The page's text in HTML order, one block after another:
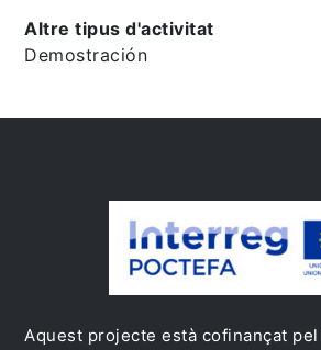
Altre tipus d'activitat
Demostración
Aquest projecte està cofinançat pel